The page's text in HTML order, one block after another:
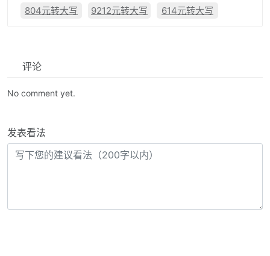
804元转大写
9212元转大写 614元转大写
评论
No comment yet.
发表看法